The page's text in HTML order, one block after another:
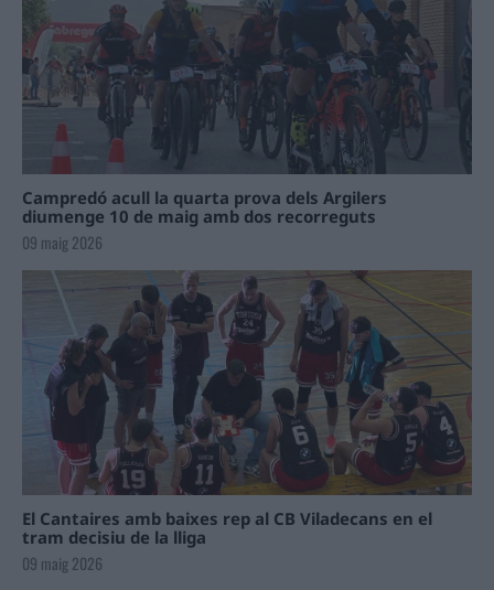
Campredó acull la quarta prova dels Argilers
diumenge 10 de maig amb dos recorreguts
09 maig 2026
El Cantaires amb baixes rep al CB Viladecans en el
tram decisiu de la lliga
09 maig 2026